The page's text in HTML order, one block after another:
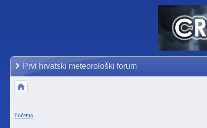
Prvi hrvatski meteorološki forum
Početna